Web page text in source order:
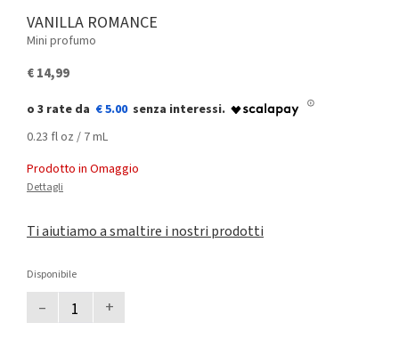
VANILLA ROMANCE
Mini profumo
€ 14,99
€ 5.00
0.23 fl oz / 7 mL
Prodotto in Omaggio
Dettagli
Ti aiutiamo a smaltire i nostri prodotti
Disponibile
– +